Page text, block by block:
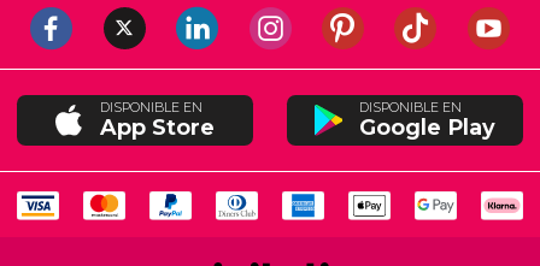
DISPONIBLE EN
App Store
DISPONIBLE EN
Google Play